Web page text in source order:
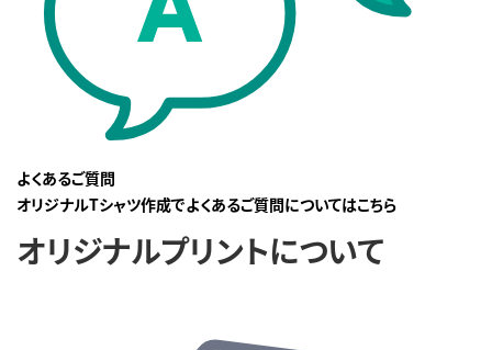
よくあるご質問
オリジナルTシャツ作成でよくあるご質問についてはこちら
オリジナルプリントについて